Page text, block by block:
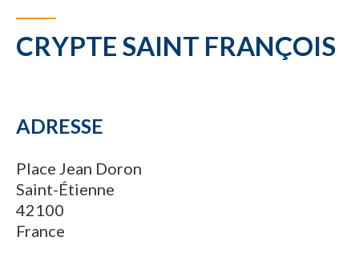
CRYPTE SAINT FRANÇOIS
ADRESSE
Place Jean Doron
Saint-Étienne
42100
France